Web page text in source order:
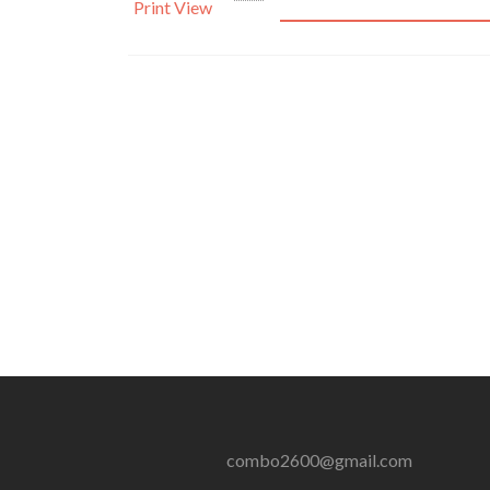
PrintView
combo2600@gmail.com